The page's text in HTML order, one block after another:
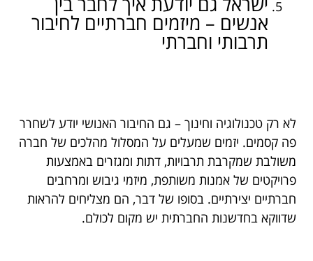
אנשים – מיזמים חברתיים לחיבור
תרבותי וחברתי
לא רק טכנולוגיה וחינוך – גם החיבור האנושי יודע לשחרר
פה קסמים. יזמים שמעלים על המסלול מהלכים של חברה
משולבת שמקרבת תרבויות, דתות ומגזרים באמצעות
פרויקטים של אמנות משותפת, מיזמי גיבוש ומרחבים
חברתיים יצירתיים. בסופו של דבר, הם מצליחים להראות
שדווקא בחדשנות החברתית יש מקום לכולם.